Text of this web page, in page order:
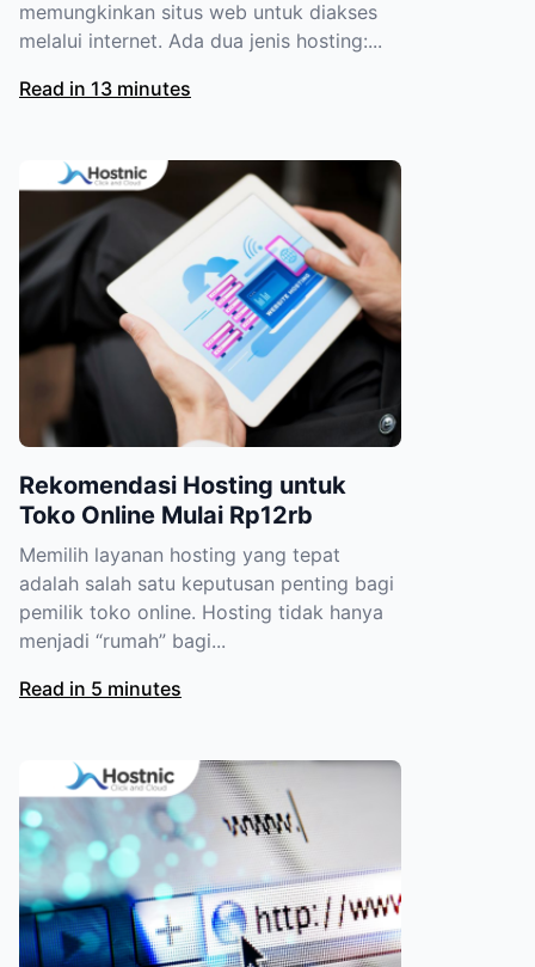
memungkinkan situs web untuk diakses
melalui internet. Ada dua jenis hosting:...
Read in 13 minutes
Rekomendasi Hosting untuk
Toko Online Mulai Rp12rb
Memilih layanan hosting yang tepat
adalah salah satu keputusan penting bagi
pemilik toko online. Hosting tidak hanya
menjadi “rumah” bagi...
Read in 5 minutes